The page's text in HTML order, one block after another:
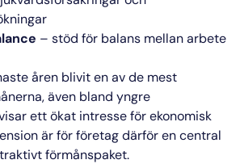
– stöd för balans mellan arbete
åren blivit en av de mest
även bland yngre
ett ökat intresse för ekonomisk
är för företag därför en central
förmånspaket.